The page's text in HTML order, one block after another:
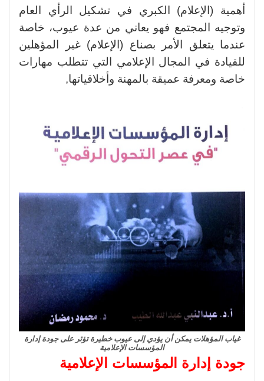
أهمية (الإعلام) الكبري في تشكيل الرأي العام
وتوجيه المجتمع فهو يعاني من عدة عيوب، خاصة
عندما يتعلق الأمر بصناع (الإعلام) غير المؤهلين
للقيادة في المجال الإعلامي التي تتطلب مهارات
خاصة ومعرفة عميقة بالمهنة وأخلاقياتها,
غياب المؤهلات يمكن أن يؤدي إلى عيوب خطيرة تؤثر على جودة إدارة
المؤسسات الإعلامية
جودة إدارة المؤسسات الإعلامية